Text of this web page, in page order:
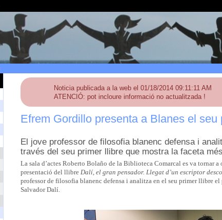
Noticia publicada a la web el 01/18/2014 09:11:11 AM
ATENCIÓ: pot incloure informació no actualitzada !
Efrem Gordillo presenta a Blanes el seu
El jove professor de filosofia blanenc defensa i
través del seu primer llibre que mostra la faceta
La sala d’actes Roberto Bolaño de la Biblioteca Comarcal es va tornar
presentació del llibre Dalí, el gran pensador. Llegat d’un escriptor
professor de filosofia blanenc defensa i analitza en el seu primer llibre
Salvador Dalí.